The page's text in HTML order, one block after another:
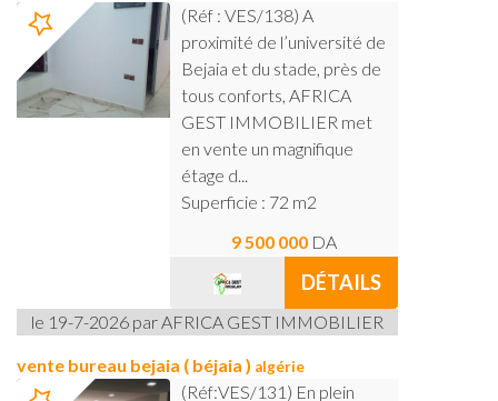
(Réf : VES/138) A
proximité de l’université de
Bejaia et du stade, près de
tous conforts, AFRICA
GEST IMMOBILIER met
en vente un magnifique
étage d...
Superficie : 72 m2
9 500 000 DA
DÉTAILS
le 19-7-2026 par AFRICA GEST IMMOBILIER
vente bureau bejaia ( béjaia ) algérie
(Réf:VES/131) En plein